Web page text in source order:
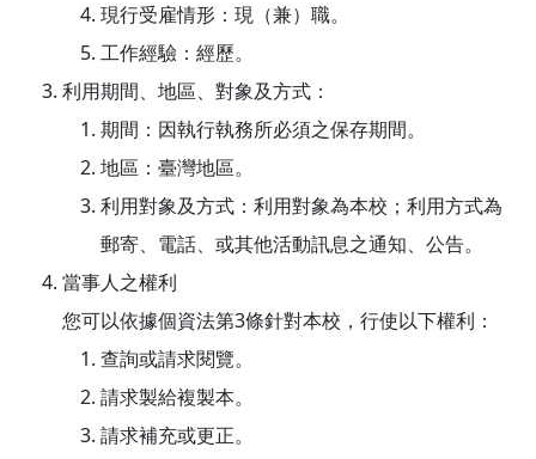
現行受雇情形：現（兼）職。
工作經驗：經歷。
利用期間、地區、對象及方式：
期間：因執行執務所必須之保存期間。
地區：臺灣地區。
利用對象及方式：利用對象為本校；利用方式為
郵寄、電話、或其他活動訊息之通知、公告。
當事人之權利
您可以依據個資法第3條針對本校，行使以下權利：
查詢或請求閱覽。
請求製給複製本。
請求補充或更正。